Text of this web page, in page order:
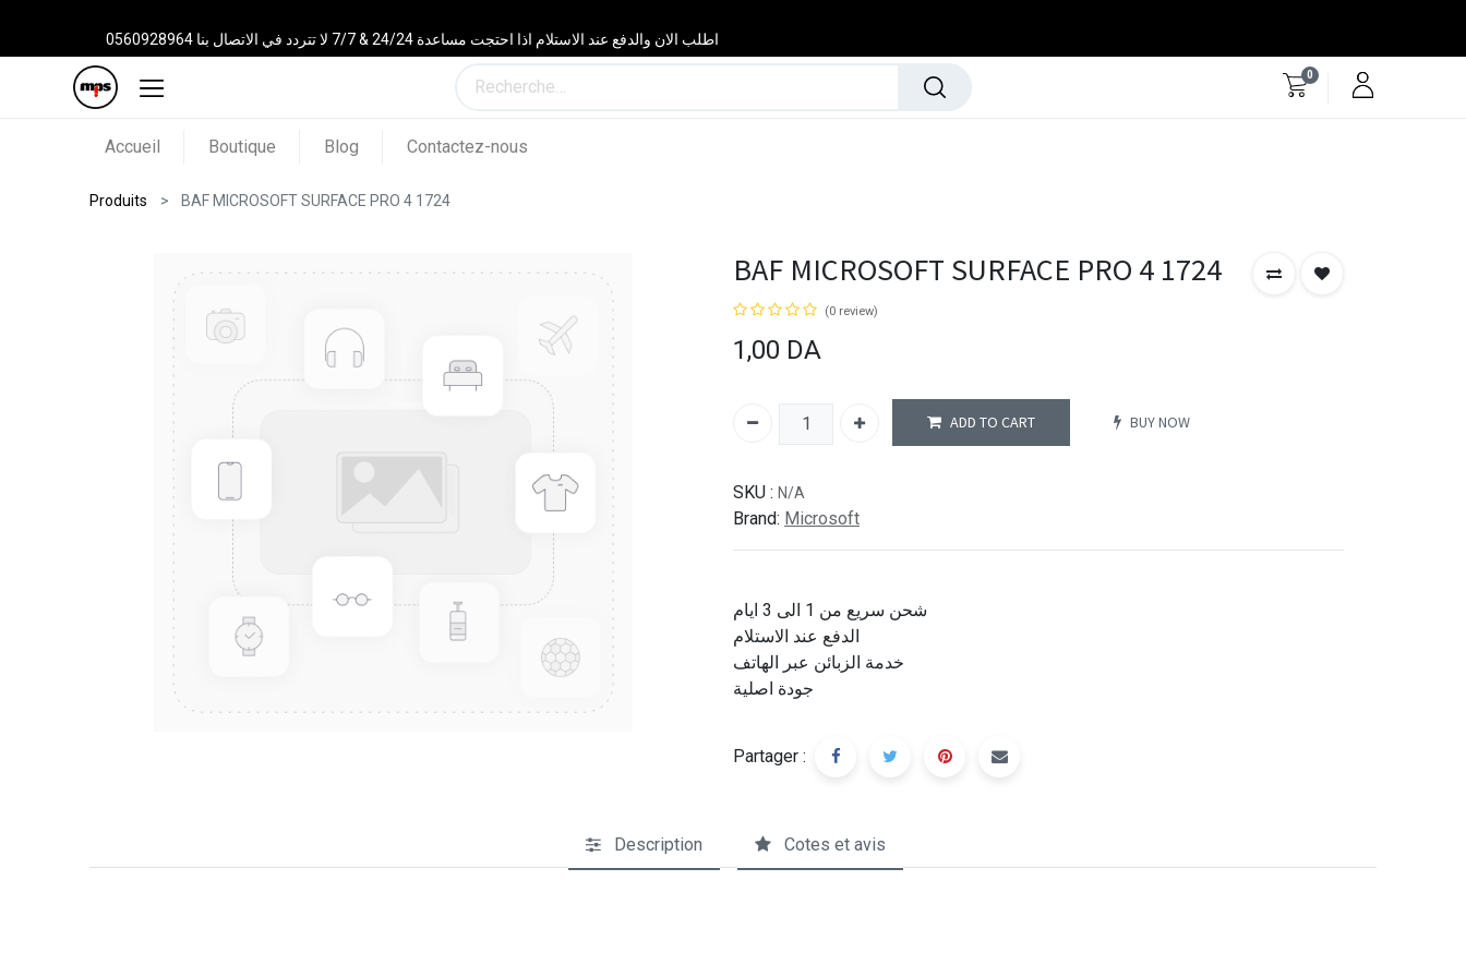
اطلب الان والدفع عند الاستلام اذا احتجت مساعدة 24/24 & 7/7 لا تتردد في الاتصال بنا 0560928964
0
Accueil Boutique Blog Contactez-nous
Produits BAF MICROSOFT SURFACE PRO 4 1724
BAF MICROSOFT SURFACE PRO 4 1724
(0 review)
1,00 DA
ADD TO CART BUY NOW
SKU : N/A
Brand: Microsoft
شحن سريع من 1 الى 3 ايام
الدفع عند الاستلام
خدمة الزبائن عبر الهاتف
جودة اصلية
Partager :
Description Cotes et avis